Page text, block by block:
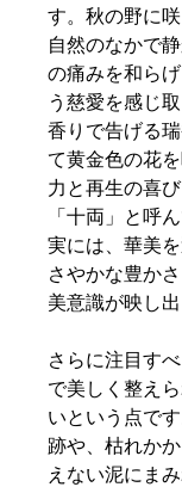
す。秋の野に
自然のなかで
の痛みを和ら
う慈愛を感じ
香りで告げる
て黄金色の花
力と再生の喜
「十両」と呼
実には、華美
さやかな豊か
美意識が映し
さらに注目す
で美しく整え
いという点で
跡や、枯れか
えない泥にま